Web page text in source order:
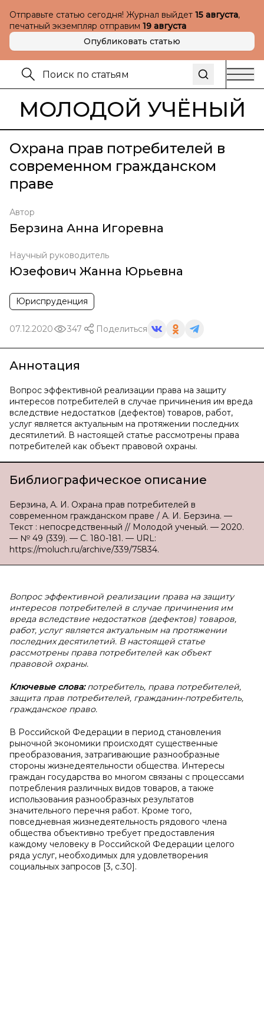
Отправьте статью сегодня! Журнал выйдет 15 августа,
печатный экземпляр отправим 19 августа
Опубликовать статью
МОЛОДОЙ УЧЁНЫЙ
Охрана прав потребителей в
современном гражданском
праве
Автор
Берзина Анна Игоревна
Научный руководитель
Юзефович Жанна Юрьевна
Юриспруденция
07.12.2020 347 Поделиться
Аннотация
Вопрос эффективной реализации права на защиту
интересов потребителей в случае причинения им вреда
вследствие недостатков (дефектов) товаров, работ,
услуг является актуальным на протяжении последних
десятилетий. В настоящей статье рассмотрены права
потребителей как объект правовой охраны.
Библиографическое описание
Берзина, А. И. Охрана прав потребителей в
современном гражданском праве / А. И. Берзина. —
Текст : непосредственный // Молодой ученый. — 2020.
— № 49 (339). — С. 180-181. — URL:
https://moluch.ru/archive/339/75834.
Вопрос эффективной реализации права на защиту
интересов потребителей в случае причинения им
вреда вследствие недостатков (дефектов) товаров,
работ, услуг является актуальным на протяжении
последних десятилетий. В настоящей статье
рассмотрены права потребителей как объект
правовой охраны.
Ключевые слова:потребитель, права потребителей,
защита прав потребителей, гражданин-потребитель,
гражданское право.
В Российской Федерации в период становления
рыночной экономики происходят существенные
преобразования, затрагивающие разнообразные
стороны жизнедеятельности общества. Интересы
граждан государства во многом связаны с процессами
потребления различных видов товаров, а также
использования разнообразных результатов
значительного перечня работ. Кроме того,
повседневная жизнедеятельность рядового члена
общества объективно требует предоставления
каждому человеку в Российской Федерации целого
ряда услуг, необходимых для удовлетворения
социальных запросов [3, с.30].